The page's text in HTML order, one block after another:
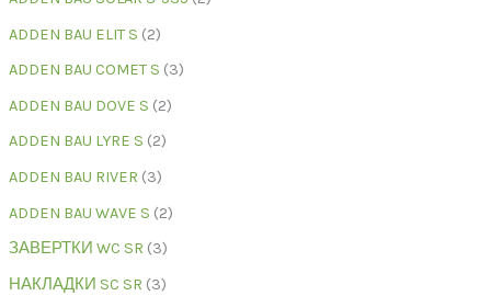
ADDEN BAU ELIT S 2
ADDEN BAU COMET S 3
ADDEN BAU DOVE S 2
ADDEN BAU LYRE S 2
ADDEN BAU RIVER 3
ADDEN BAU WAVE S 2
ЗАВЕРТКИ WC SR 3
НАКЛАДКИ SC SR 3